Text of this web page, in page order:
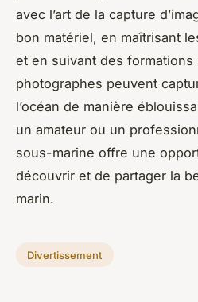
avec l’art de la capture
bon matériel, en maîtrisant
et en suivant des
photographes peuvent
l’océan de manière
un amateur ou un
sous-marine offre une
découvrir et de partager la
marin.
Divertissement